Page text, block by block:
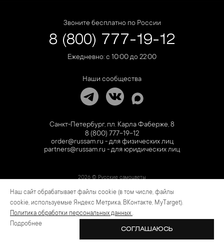
Звоните бесплатно по России
8 (800) 777-19-12
Ежедневно: с 10:00 до 22:00
Наши сообщества
Санкт-Петербург, пл. Карла Фаберже, 8
8 (800) 777-19-12
order@russam.ru - для физических лиц
partners@russam.ru - для юридических лиц
2026 © Русские самоцветы
Предложение не является публичной офертой. Цены на сайте и в розничной сети
могут отличаться. Информация на сайте о товаре носит рекламный характер и
расценивается как приглашение делать оферты на основании п.1 ст. 437
Гражданского кодекса РФ.
Наш сайт обрабатывает файлы cookie (в том числе, файлы
cookie, используемые Яндекс Метрика, ВКонтакте, MyTarget).
Политика обработки персональных данных .
Подробнее
СОГЛАШАЮСЬ